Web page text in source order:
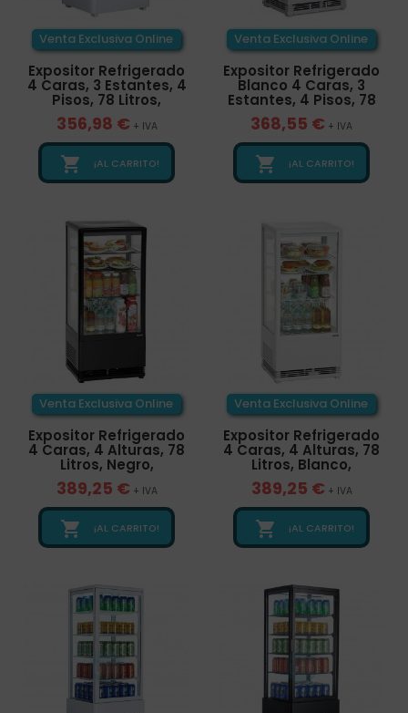
Venta Exclusiva Online
Expositor Refrigerado
4 Caras, 3 Estantes, 4
Pisos, 78 Litros,
356,98 € + IVA
 ¡AL CARRITO!
Venta Exclusiva Online
Expositor Refrigerado
Blanco 4 Caras, 3
Estantes, 4 Pisos, 78
368,55 € + IVA
 ¡AL CARRITO!
Venta Exclusiva Online
Expositor Refrigerado
4 Caras, 4 Alturas, 78
Litros, Negro,
389,25 € + IVA
 ¡AL CARRITO!
Venta Exclusiva Online
Expositor Refrigerado
4 Caras, 4 Alturas, 78
Litros, Blanco,
389,25 € + IVA
 ¡AL CARRITO!